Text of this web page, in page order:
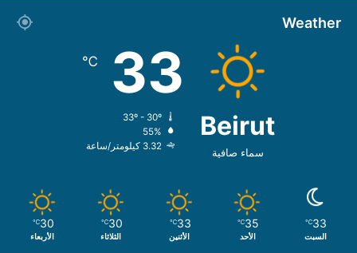
Weather
Beirut
سماء صافية
33
℃
55%
3.32 كيلومتر/ساعة
33
℃
السبت
35
℃
الأحد
33
℃
الأثنين
30
℃
الثلاثاء
30
℃
الأربعاء